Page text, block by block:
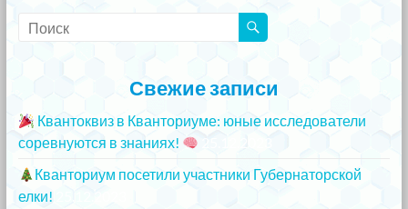
Свежие записи
Квантоквиз в Кванториуме: юные исследователи
соревнуются в знаниях!
Кванториум посетили участники Губернаторской
елки!